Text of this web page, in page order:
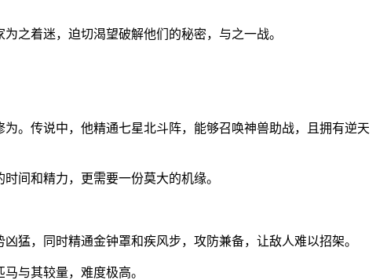
之着迷，迫切渴望破解他们的秘密，与之一战。
。传说中，他精通七星北斗阵，能够召唤神兽助战，且拥有逆天
间和精力，更需要一份莫大的机缘。
猛，同时精通金钟罩和疾风步，攻防兼备，让敌人难以招架。
与其较量，难度极高。